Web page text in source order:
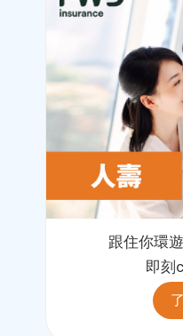
跟住你環
即刻